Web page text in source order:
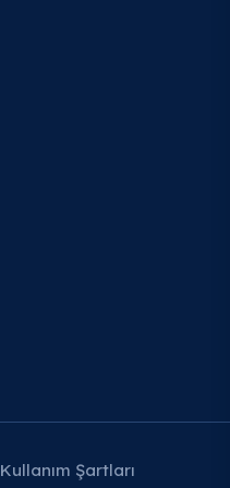
Kullanım Şartları